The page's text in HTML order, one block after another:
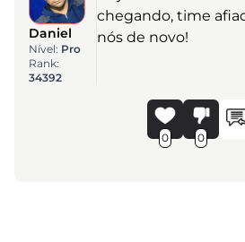
Daniel
Nível: Pro
Rank:
34392
chegando, time
nós de novo!
0 0